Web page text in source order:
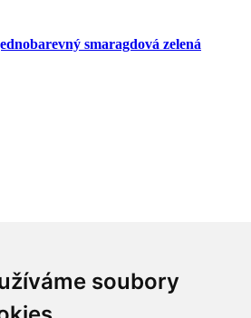
soubory
smaragdová zelená